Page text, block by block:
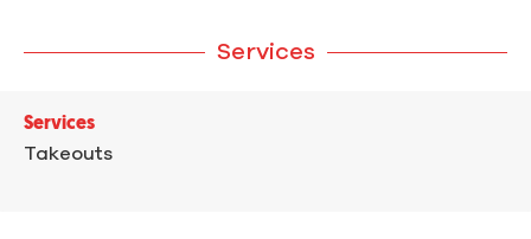
Services
Services
Takeouts